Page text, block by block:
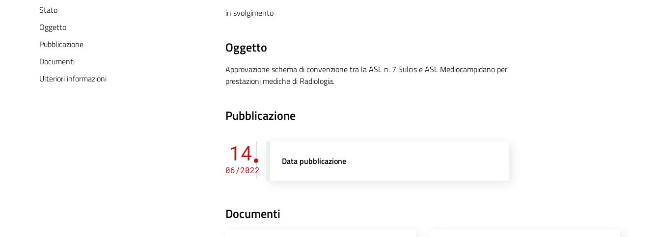
Stato
Oggetto
Pubblicazione
Documenti
Ulteriori informazioni
in svolgimento
Oggetto
Approvazione schema di convenzione tra la ASL n. 7 Sulcis e ASL Mediocampidano per
prestazioni mediche di Radiologia.
Pubblicazione
14
06/2022
Data pubblicazione
Documenti